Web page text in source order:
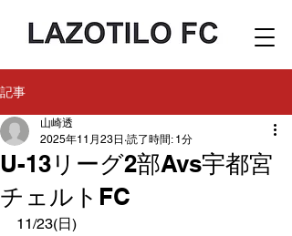
記事
U-13リーグ2部Avs宇都宮
チェルトFC
山崎透
2025年11月23日 読了時間: 1分
11/23(日)